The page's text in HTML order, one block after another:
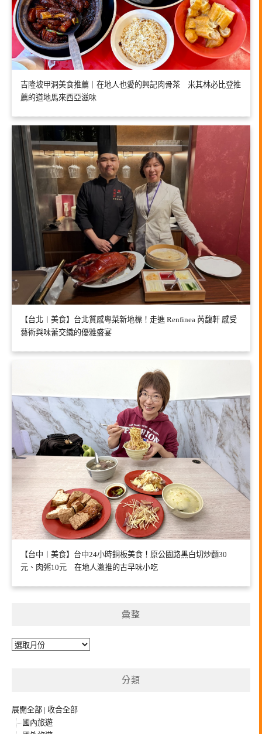
吉隆坡甲洞美食推薦｜在地人也愛的興記肉骨茶 米其林必比登推
薦的道地馬來西亞滋味
【台北〡美食】台北質感粵菜新地標！走進 Renfinea 芮馥軒 感受
藝術與味蕾交織的優雅盛宴
【台中〡美食】台中24小時銅板美食！原公園路黑白切炒麵30
元、肉粥10元 在地人激推的古早味小吃
彙整
彙
分類
展開全部 | 收合全部
國內旅遊